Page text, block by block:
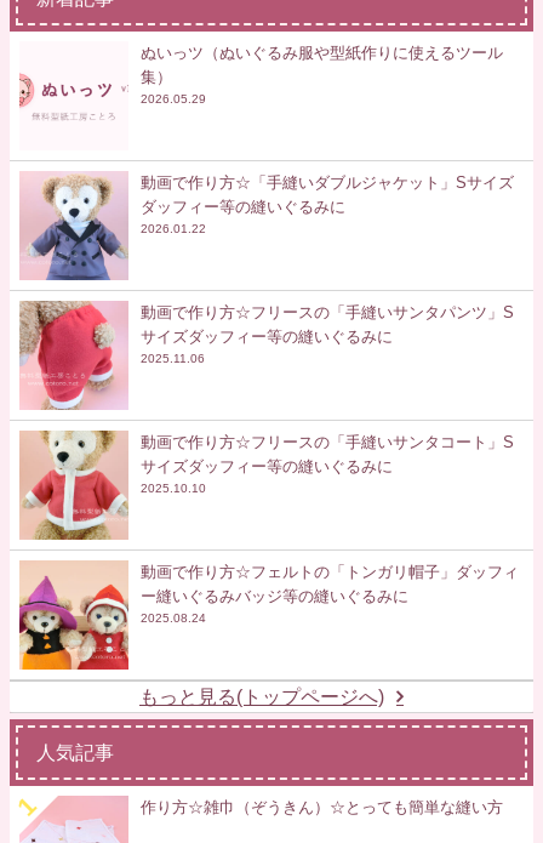
ぬいっツ（ぬいぐるみ服や型紙作りに使えるツール
集）
2026.05.29
動画で作り方☆「手縫いダブルジャケット」Sサイズ
ダッフィー等の縫いぐるみに
2026.01.22
動画で作り方☆フリースの「手縫いサンタパンツ」S
サイズダッフィー等の縫いぐるみに
2025.11.06
動画で作り方☆フリースの「手縫いサンタコート」S
サイズダッフィー等の縫いぐるみに
2025.10.10
動画で作り方☆フェルトの「トンガリ帽子」ダッフィ
ー縫いぐるみバッジ等の縫いぐるみに
2025.08.24
もっと見る(トップページへ)
人気記事
作り方☆雑巾（ぞうきん）☆とっても簡単な縫い方